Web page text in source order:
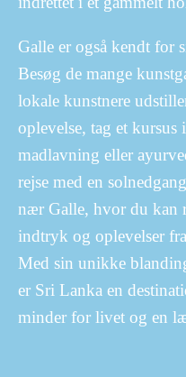
Galle er også kendt for
Besøg de mange
lokale kunstnere
oplevelse, tag et
madlavning eller
rejse med en
nær Galle, hvor du kan
indtryk og oplevelser
Med sin unikke
er Sri Lanka en
minder for livet og en